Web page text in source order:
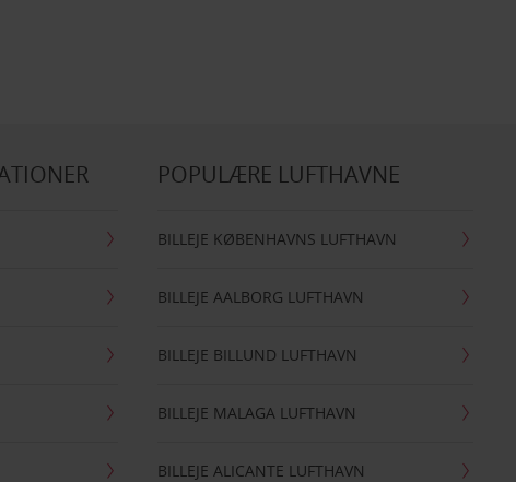
POPULÆRE LUFTHAVNE
BILLEJE KØBENHAVNS LUFTHAVN
BILLEJE AALBORG LUFTHAVN
BILLEJE BILLUND LUFTHAVN
BILLEJE MALAGA LUFTHAVN
BILLEJE ALICANTE LUFTHAVN